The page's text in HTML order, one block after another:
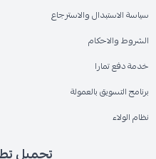
سياسة الاستبدال والاسترجاع
الشروط والاحكام
خدمة دفع تمارا
برنامج التسويق بالعمولة
نظام الولاء
تحميل